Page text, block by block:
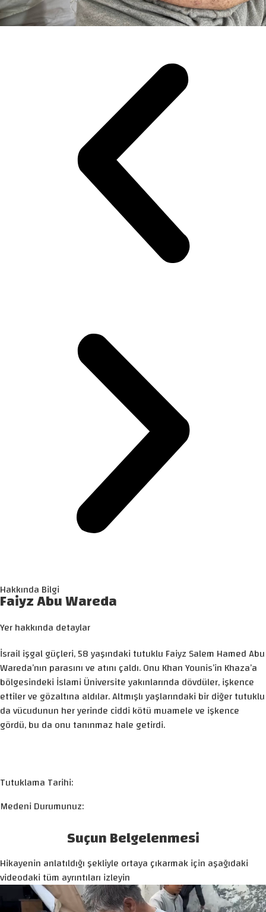
Hakkında Bilgi
Faiyz Abu Wareda
Yer hakkında detaylar
İsrail işgal güçleri, 58 yaşındaki tutuklu Faiyz Salem Hamed Abu
Wareda’nın parasını ve atını çaldı. Onu Khan Younis’in Khaza’a
bölgesindeki İslami Üniversite yakınlarında dövdüler, işkence
ettiler ve gözaltına aldılar. Altmışlı yaşlarındaki bir diğer tutuklu
da vücudunun her yerinde ciddi kötü muamele ve işkence
gördü, bu da onu tanınmaz hale getirdi.
Tutuklama Tarihi:
Medeni Durumunuz:
Suçun Belgelenmesi
Hikayenin anlatıldığı şekliyle ortaya çıkarmak için aşağıdaki
videodaki tüm ayrıntıları izleyin